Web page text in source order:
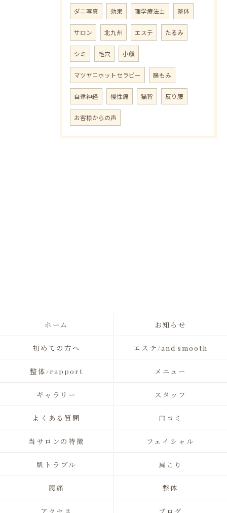
ダニ写真 効果 理学療法士 整体
サロン 北九州 エステ たるみ
シミ 毛穴 小顔
マツヤニホットセラピー 腸もみ
自律神経 慢性痛 猫背 反り腰
お客様からの声
ホーム お知らせ
初めての方へ エステ/and smooth
整体/rapport メニュー
ギャラリー スタッフ
よくある質問 口コミ
当サロンの特徴 フェイシャル
肌トラブル 肩こり
腰痛 整体
アクセス ブログ